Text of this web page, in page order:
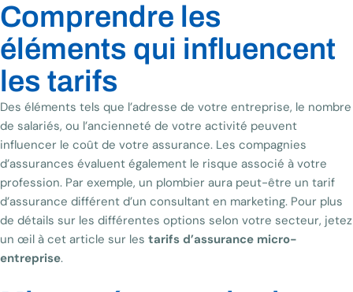
Comprendre les
éléments qui influencent
les tarifs
Des éléments tels que l’adresse de votre entreprise, le nombre
de salariés, ou l’ancienneté de votre activité peuvent
influencer le coût de votre assurance. Les compagnies
d’assurances évaluent également le risque associé à votre
profession. Par exemple, un plombier aura peut-être un tarif
d’assurance différent d’un consultant en marketing. Pour plus
de détails sur les différentes options selon votre secteur, jetez
un œil à cet article sur les tarifs d’assurance micro-
entreprise.